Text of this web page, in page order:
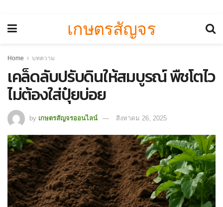
เกษตรสัญจร
Home บทความ
เคล็ดลับปรับดินให้สมบูรณ์ พืชโตไว
ไม่ต้องใส่ปุ๋ยบ่อย
by เกษตรสัญจรออนไลน์ สิงหาคม 26, 2025